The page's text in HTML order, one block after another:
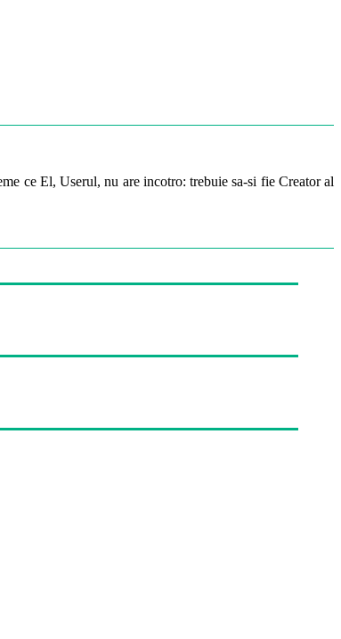
ce El, Userul, nu are incotro: trebuie sa-si fie Creator al